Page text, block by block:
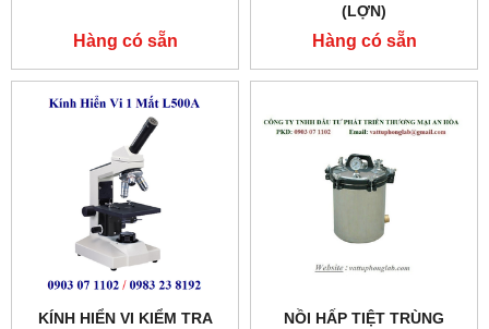
Hàng có sẵn
(LỢN)
Hàng có sẵn
KÍNH HIỂN VI KIỂM TRA
NỒI HẤP TIỆT TRÙNG